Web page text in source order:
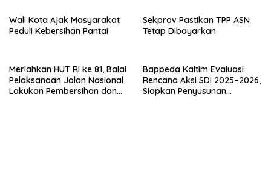
Wali Kota Ajak Masyarakat
Peduli Kebersihan Pantai
Sekprov Pastikan TPP ASN
Tetap Dibayarkan
Meriahkan HUT RI ke 81, Balai
Pelaksanaan Jalan Nasional
Lakukan Pembersihan dan
Bappeda Kaltim Evaluasi
Rencana Aksi SDI 2025–2026,
Siapkan Penyusunan